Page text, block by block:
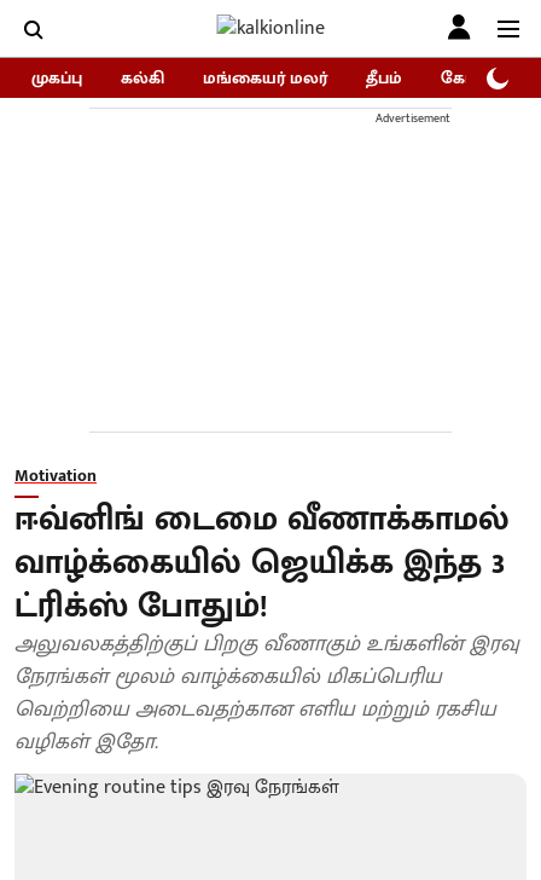
முகப்பு கல்கி மங்கையர் மலர் தீபம் கோகுலம்/
Advertisement
Motivation
ஈவ்னிங் டைமை வீணாக்காமல்
வாழ்க்கையில் ஜெயிக்க இந்த 3
ட்ரிக்ஸ் போதும்!
அலுவலகத்திற்குப் பிறகு வீணாகும் உங்களின் இரவு
நேரங்கள் மூலம் வாழ்க்கையில் மிகப்பெரிய
வெற்றியை அடைவதற்கான எளிய மற்றும் ரகசிய
வழிகள் இதோ.